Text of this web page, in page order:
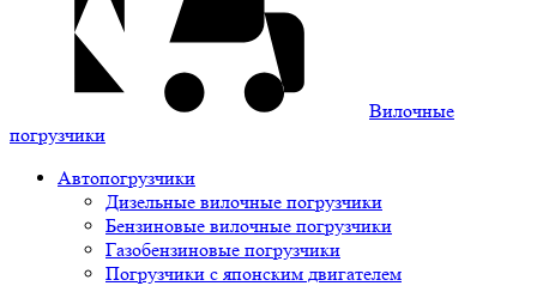
Вилочные
погрузчики
Автопогрузчики
Дизельные вилочные погрузчики
Бензиновые вилочные погрузчики
Газобензиновые погрузчики
Погрузчики с японским двигателем